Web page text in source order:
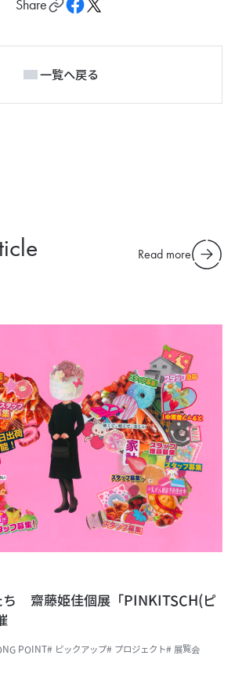
Share
一覧へ戻る
Read more
ち 齋藤姫佳個展「PINKITSCH(ピ
POINT# ピックアップ# プロジェクト# 展覧会